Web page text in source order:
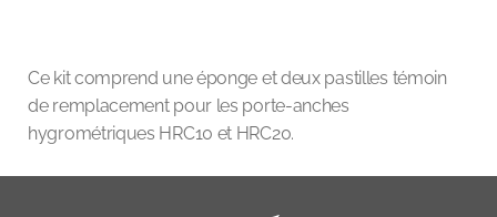
Ce kit comprend une éponge et deux pastilles témoin
de remplacement pour les porte-anches
hygrométriques HRC10 et HRC20.